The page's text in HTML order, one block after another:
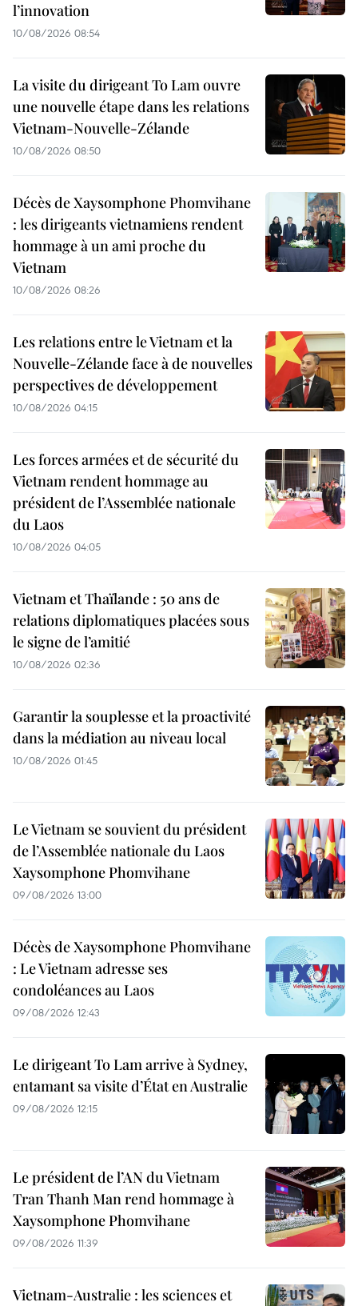
l’innovation
10/08/2026 08:54
La visite du dirigeant To Lam ouvre
une nouvelle étape dans les relations
Vietnam-Nouvelle-Zélande
10/08/2026 08:50
Décès de Xaysomphone Phomvihane
: les dirigeants vietnamiens rendent
hommage à un ami proche du
Vietnam
10/08/2026 08:26
Les relations entre le Vietnam et la
Nouvelle-Zélande face à de nouvelles
perspectives de développement
10/08/2026 04:15
Les forces armées et de sécurité du
Vietnam rendent hommage au
président de l’Assemblée nationale
du Laos
10/08/2026 04:05
Vietnam et Thaïlande : 50 ans de
relations diplomatiques placées sous
le signe de l’amitié
10/08/2026 02:36
Garantir la souplesse et la proactivité
dans la médiation au niveau local
10/08/2026 01:45
Le Vietnam se souvient du président
de l’Assemblée nationale du Laos
Xaysomphone Phomvihane
09/08/2026 13:00
Décès de Xaysomphone Phomvihane
: Le Vietnam adresse ses
condoléances au Laos
09/08/2026 12:43
Le dirigeant To Lam arrive à Sydney,
entamant sa visite d’État en Australie
09/08/2026 12:15
Le président de l’AN du Vietnam
Tran Thanh Man rend hommage à
Xaysomphone Phomvihane
09/08/2026 11:39
Vietnam-Australie : les sciences et